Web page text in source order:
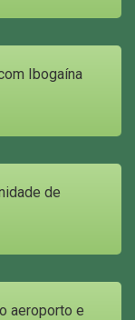
Ibogaína
de
aeroporto e